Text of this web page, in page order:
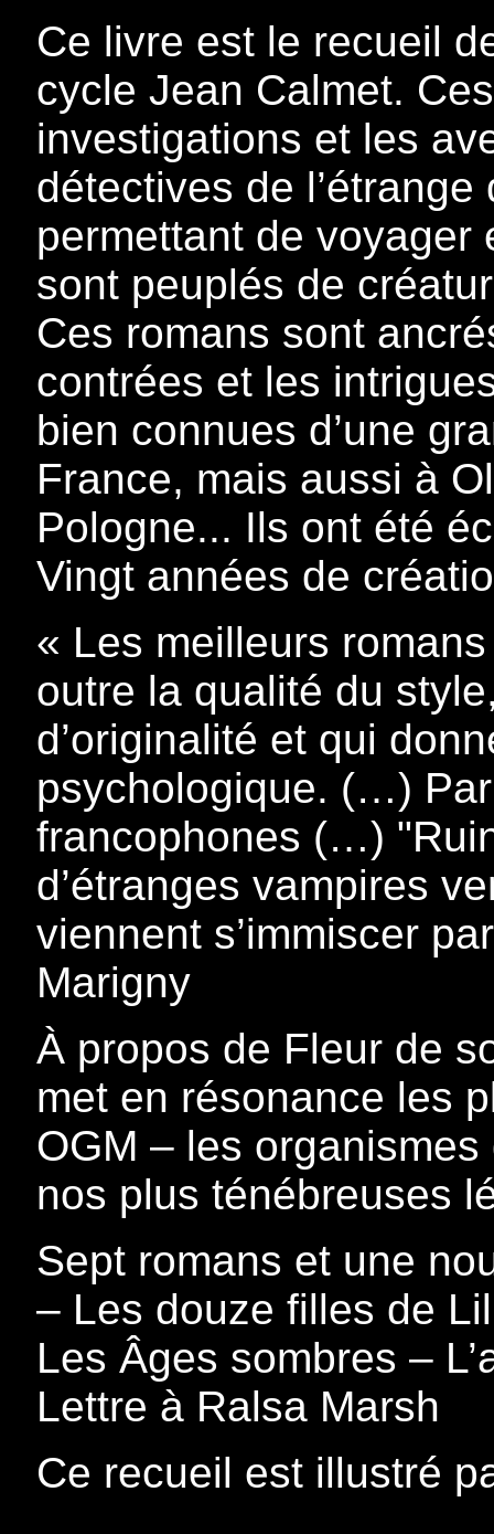
Ce livre est le recueil
cycle Jean Calmet.
investigations et les
détectives de
permettant de voyager
sont peuplés de
Ces romans sont
contrées et les
bien connues d’une
France, mais aussi à
Pologne... Ils ont été
Vingt années de
« Les meilleurs
outre la qualité du
d’originalité et qui
psychologique. (…)
francophones (…)
d’étranges vampires
viennent s’immiscer
Marigny
À propos de Fleur de
met en résonance les
OGM – les
nos plus ténébreuses
Sept romans et une
– Les douze filles de
Les Âges sombres –
Lettre à Ralsa Marsh
Ce recueil est illustré